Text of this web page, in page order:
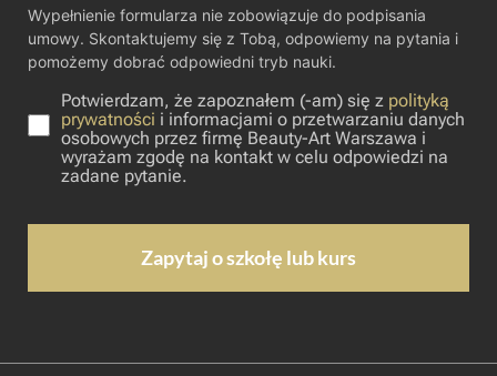
Wypełnienie formularza nie zobowiązuje do podpisania
umowy. Skontaktujemy się z Tobą, odpowiemy na pytania i
pomożemy dobrać odpowiedni tryb nauki.
Potwierdzam, że zapoznałem (-am) się z polityką
prywatności i informacjami o przetwarzaniu danych
osobowych przez firmę Beauty-Art Warszawa i
wyrażam zgodę na kontakt w celu odpowiedzi na
zadane pytanie.